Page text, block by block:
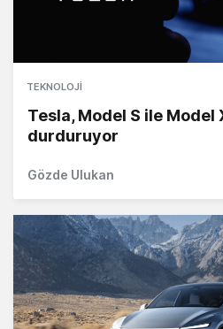
TEKNOLOJI
Tesla, Model S ile
durduruyor
Gözde Ulukan